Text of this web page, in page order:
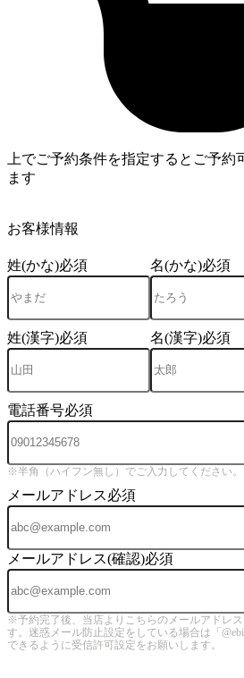
上でご予約条件を指定するとご予
ます
お客様情報
姓(かな)必須 名(かな)必須
姓(漢字)必須 名(漢字)必須
電話番号必須
※半角（ハイフン無し）でご入力してください。
メールアドレス必須
メールアドレス(確認)必須
※予約完了後、当店よりこちらのメールアドレ
す。迷惑メール防止設定をしている場合は「
できるように受信許可設定をお願いします。